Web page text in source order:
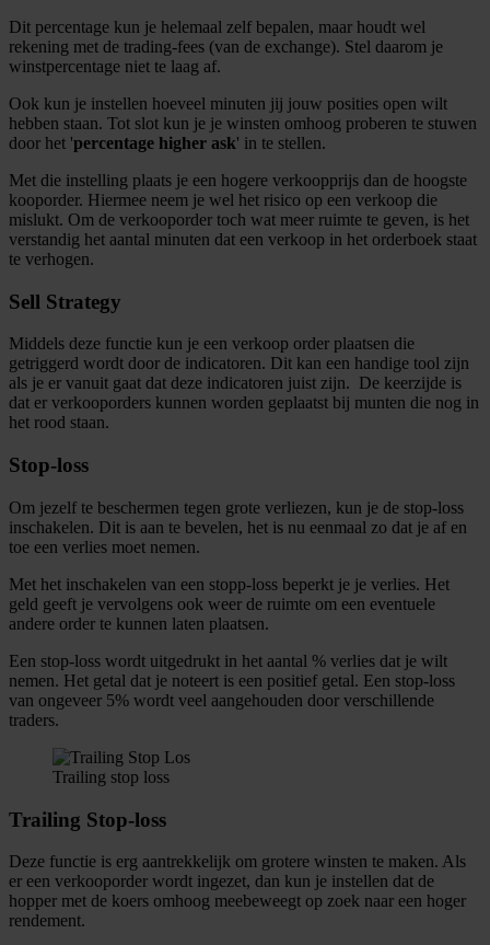
Dit percentage kun je helemaal zelf bepalen, maar houdt wel
rekening met de trading-fees (van de exchange). Stel daarom je
winstpercentage niet te laag af.
Ook kun je instellen hoeveel minuten jij jouw posities open wilt
hebben staan. Tot slot kun je je winsten omhoog proberen te stuwen
door het 'percentage higher ask' in te stellen.
Met die instelling plaats je een hogere verkoopprijs dan de hoogste
kooporder. Hiermee neem je wel het risico op een verkoop die
mislukt. Om de verkooporder toch wat meer ruimte te geven, is het
verstandig het aantal minuten dat een verkoop in het orderboek staat
te verhogen.
Sell Strategy
Middels deze functie kun je een verkoop order plaatsen die
getriggerd wordt door de indicatoren. Dit kan een handige tool zijn
als je er vanuit gaat dat deze indicatoren juist zijn. De keerzijde is
dat er verkooporders kunnen worden geplaatst bij munten die nog in
het rood staan.
Stop-loss
Om jezelf te beschermen tegen grote verliezen, kun je de stop-loss
inschakelen. Dit is aan te bevelen, het is nu eenmaal zo dat je af en
toe een verlies moet nemen.
Met het inschakelen van een stopp-loss beperkt je je verlies. Het
geld geeft je vervolgens ook weer de ruimte om een eventuele
andere order te kunnen laten plaatsen.
Een stop-loss wordt uitgedrukt in het aantal % verlies dat je wilt
nemen. Het getal dat je noteert is een positief getal. Een stop-loss
van ongeveer 5% wordt veel aangehouden door verschillende
traders.
Trailing stop loss
Trailing Stop-loss
Deze functie is erg aantrekkelijk om grotere winsten te maken. Als
er een verkooporder wordt ingezet, dan kun je instellen dat de
hopper met de koers omhoog meebeweegt op zoek naar een hoger
rendement.